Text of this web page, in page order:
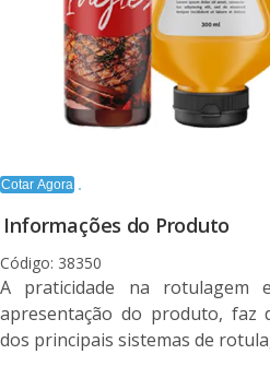
Cotar Agora
Informações do Produto
Código: 38350
A praticidade na rotulagem
apresentação do produto, faz
dos principais sistemas de